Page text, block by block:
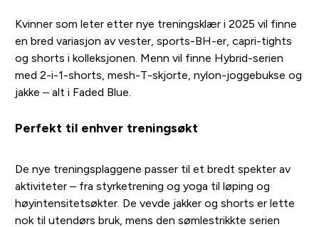
Kvinner som leter etter nye treningsklær i 2025 vil finne
en bred variasjon av vester, sports-BH-er, capri-tights
og shorts i kolleksjonen. Menn vil finne Hybrid-serien
med 2-i-1-shorts, mesh-T-skjorte, nylon-joggebukse og
jakke – alt i Faded Blue.
Perfekt til enhver treningsøkt
De nye treningsplaggene passer til et bredt spekter av
aktiviteter – fra styrketrening og yoga til løping og
høyintensitetsøkter. De vevde jakker og shorts er lette
nok til utendørs bruk, mens den sømlestrikkte serien